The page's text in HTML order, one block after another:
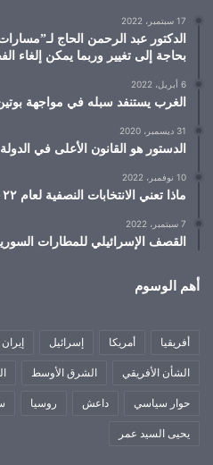
17 سبتمبر، 2022
الدكتور عبد الرحمن الحاج
بحاجة إلى تغيير وربما يمكن إلغاء
6 أبريل، 2022
الغرب يستنفد سبله في مواجهة
31 ديسمبر، 2020
الدستور هو القانون الأعلى في
10 نوفمبر، 2022
ماذا تعني الانتخابات النصفية لعام ٢٠٢٢ حتى ٢٠٢٤؟
7 سبتمبر، 2022
القصف الإسرائيلي للمطارات
أهم الوسوم
أفريقيا أمريكا إسرائيل إيران
الشأن الأفريقي الشرق الأوسط
حوار سياسي داعش روسيا
يحيى السيد عمر